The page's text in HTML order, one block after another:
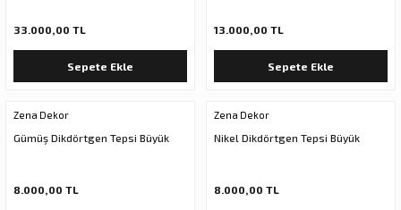
33.000,00 TL
Sepete Ekle
13.000,00 TL
Sepete Ekle
Zena Dekor
Gümüş Dikdörtgen Tepsi Büyük
8.000,00 TL
Zena Dekor
Nikel Dikdörtgen Tepsi Büyük
8.000,00 TL